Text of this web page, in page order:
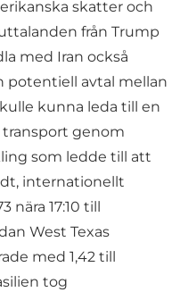
skatter och
från Trump
med Iran också
potentiell avtal mellan
kunna leda till en
genom
som ledde till att
internationellt
17:10 till
West Texas
med 1,42 till
tog